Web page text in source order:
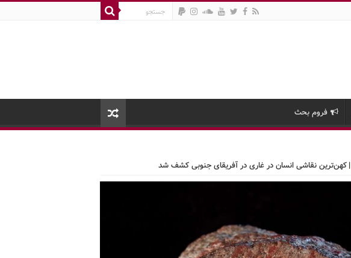
فروم بحث
| کهن‌ترین نقاشی انسان در غاری در آفریقای جنوبی کشف شد